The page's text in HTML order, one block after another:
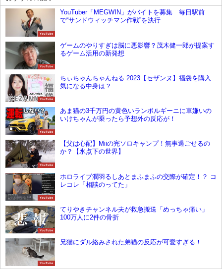
YouTube
YouTuber「MEGWIN」がバイトを募集 毎日駅前
で“サンドウィッチマン作戦”を決行
YouTube
ゲームのやりすぎは脳に悪影響？茂木健一郎が提案す
るゲーム活用の新発想
YouTube
ちぃちゃんちゃんねる 2023【セザンヌ】福袋を購入
気になる中身は？
YouTube
あま猫の3千万円の黄色いランボルギーニに車嫌いの
いけちゃんが乗ったら予想外の反応が！
YouTube
【父は心配】Miiの完ソロキャンプ！無事過ごせるの
か？【氷点下の世界】
YouTube
ホロライブ潤羽るしあとまふまふの交際が確定！？ コ
レコレ「相談のってた」
YouTube
てりやきチャンネル夫が救急搬送「めっちゃ痛い」
100万人に2件の骨折
YouTube
兄猫にダル絡みされた弟猫の反応が可愛すぎる！